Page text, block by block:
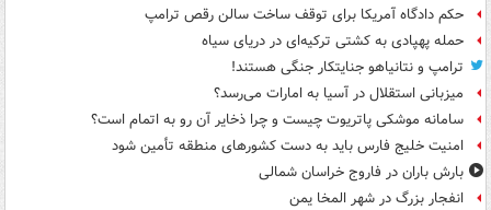
حکم دادگاه آمریکا برای توقف ساخت سالن رقص ترامپ
حمله پهپادی به کشتی ترکیه‌ای در دریای سیاه
ترامپ و نتانیاهو جنایتکار جنگی هستند!
میزبانی استقلال در آسیا به امارات می‌رسد؟
سامانه موشکی پاتریوت چیست و چرا ذخایر آن رو به اتمام است؟
امنیت خلیج فارس باید به دست کشورهای منطقه تأمین شود
بارش باران در فاروج خراسان شمالی
انفجار بزرگ در شهر المخا یمن